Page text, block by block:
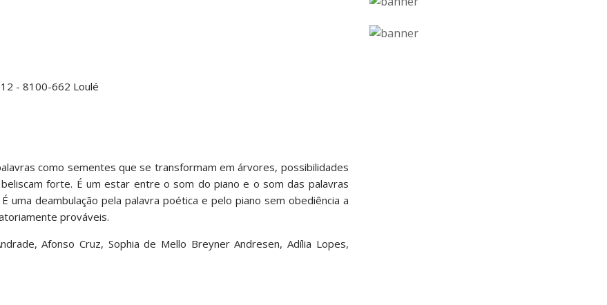
12 - 8100-662 Loulé
como sementes que se transformam em árvores, possibilidades
forte. É um estar entre o som do piano e o som das palavras
uma deambulação pela palavra poética e pelo piano sem obediência a
prováveis.
Afonso Cruz, Sophia de Mello Breyner Andresen, Adília Lopes,